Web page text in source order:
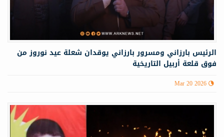
الرئيس بارزاني ومسرور بارزاني يوقدان شعلة عيد نوروز من
فوق قلعة أربيل التاريخية
Mar 20 2026